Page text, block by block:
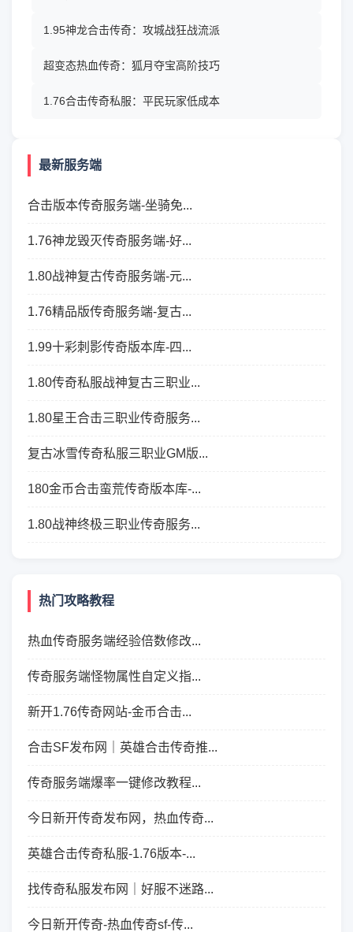
1.95神龙合击传奇：攻城战狂战流派
超变态热血传奇：狐月夺宝高阶技巧
1.76合击传奇私服：平民玩家低成本
最新服务端
合击版本传奇服务端-坐骑免...
1.76神龙毁灭传奇服务端-好...
1.80战神复古传奇服务端-元...
1.76精品版传奇服务端-复古...
1.99十彩刺影传奇版本库-四...
1.80传奇私服战神复古三职业...
1.80星王合击三职业传奇服务...
复古冰雪传奇私服三职业GM版...
180金币合击蛮荒传奇版本库-...
1.80战神终极三职业传奇服务...
热门攻略教程
热血传奇服务端经验倍数修改...
传奇服务端怪物属性自定义指...
新开1.76传奇网站-金币合击...
合击SF发布网｜英雄合击传奇推...
传奇服务端爆率一键修改教程...
今日新开传奇发布网，热血传奇...
英雄合击传奇私服-1.76版本-...
找传奇私服发布网｜好服不迷路...
今日新开传奇-热血传奇sf-传...